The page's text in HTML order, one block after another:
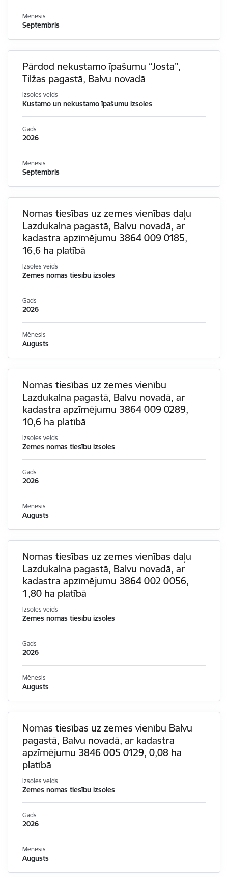
Mēnesis
Septembris
Pārdod nekustamo īpašumu “Josta”,
Tilžas pagastā, Balvu novadā
Izsoles veids
Kustamo un nekustamo īpašumu izsoles
Gads
2026
Mēnesis
Septembris
Nomas tiesības uz zemes vienības daļu
Lazdukalna pagastā, Balvu novadā, ar
kadastra apzīmējumu 3864 009 0185,
16,6 ha platībā
Izsoles veids
Zemes nomas tiesību izsoles
Gads
2026
Mēnesis
Augusts
Nomas tiesības uz zemes vienību
Lazdukalna pagastā, Balvu novadā, ar
kadastra apzīmējumu 3864 009 0289,
10,6 ha platībā
Izsoles veids
Zemes nomas tiesību izsoles
Gads
2026
Mēnesis
Augusts
Nomas tiesības uz zemes vienības daļu
Lazdukalna pagastā, Balvu novadā, ar
kadastra apzīmējumu 3864 002 0056,
1,80 ha platībā
Izsoles veids
Zemes nomas tiesību izsoles
Gads
2026
Mēnesis
Augusts
Nomas tiesības uz zemes vienību Balvu
pagastā, Balvu novadā, ar kadastra
apzīmējumu 3846 005 0129, 0,08 ha
platībā
Izsoles veids
Zemes nomas tiesību izsoles
Gads
2026
Mēnesis
Augusts